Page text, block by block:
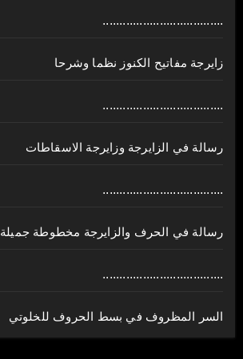
....................................
زايرجة مفاتيح الكنوز نظما وشرحا
....................................
رسالة في الزايرجة وزايرجة الاسقاطات
....................................
رسالة في الحرف والزايرجة مخطوطة جميلة
....................................
السر المظروف في بسط الحروف للخلوتي